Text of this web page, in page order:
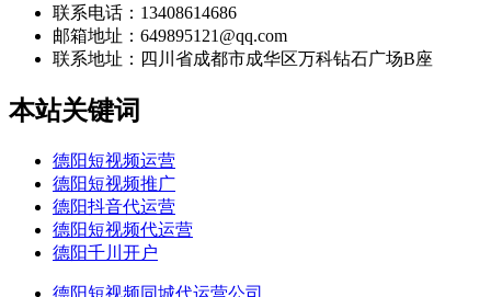
联系电话：13408614686
邮箱地址：649895121@qq.com
联系地址： 四川省成都市成华区万科钻石广场B座
本站关键词
德阳短视频运营
德阳短视频推广
德阳抖音代运营
德阳短视频代运营
德阳千川开户
德阳短视频同城代运营公司